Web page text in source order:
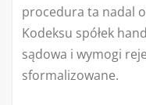
procedura ta nadal
Kodeksu spółek
sądowa i wymogi
sformalizowane.